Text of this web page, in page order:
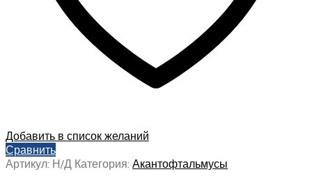
Добавить в список желаний
Сравнить
Артикул: Н/Д Категория: Акантофтальмусы